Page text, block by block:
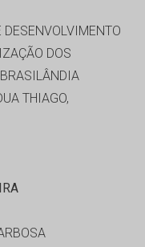
DESENVOLVIMENTO
DOS
THIAGO,